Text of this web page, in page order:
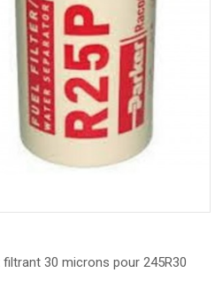
filtrant 30 microns pour 245R30